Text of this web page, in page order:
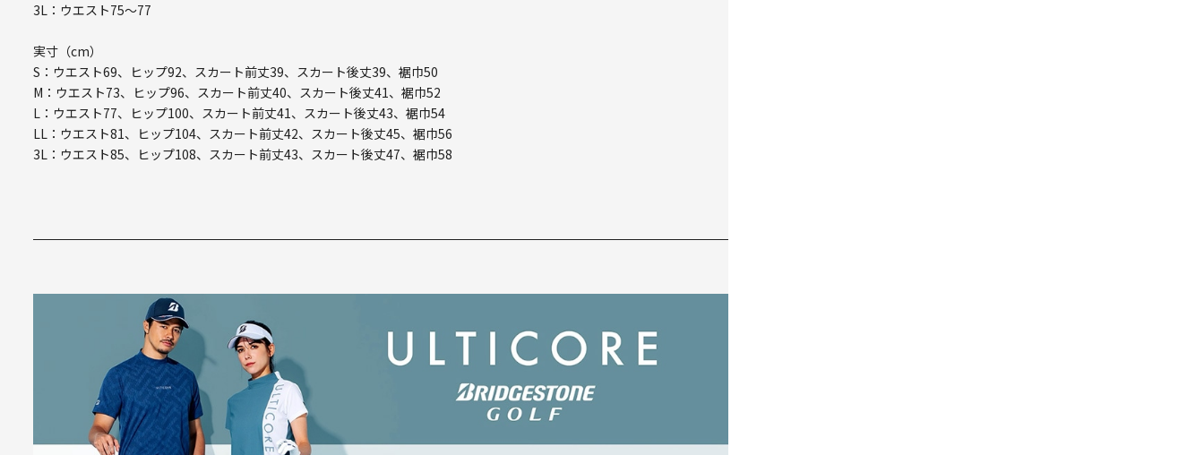
3L：ウエスト75～77
実寸（cm）
S：ウエスト69、ヒップ92、スカート前丈39、スカート後丈39、裾巾50
M：ウエスト73、ヒップ96、スカート前丈40、スカート後丈41、裾巾52
L：ウエスト77、ヒップ100、スカート前丈41、スカート後丈43、裾巾54
LL：ウエスト81、ヒップ104、スカート前丈42、スカート後丈45、裾巾56
3L：ウエスト85、ヒップ108、スカート前丈43、スカート後丈47、裾巾58